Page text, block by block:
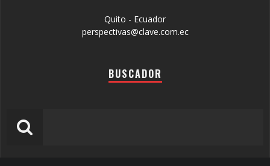
Quito - Ecuador
perspectivas@clave.com.ec
BUSCADOR